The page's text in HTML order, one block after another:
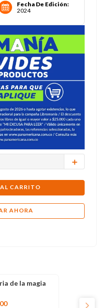
Fecha De Edición:
2024
＋
CARRITO
AHORA
de la magia